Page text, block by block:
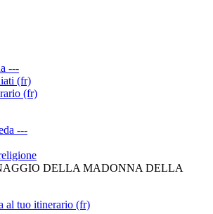
---
(fr)
(fr)
---
DELLA MADONNA DELLA
al tuo itinerario (fr)